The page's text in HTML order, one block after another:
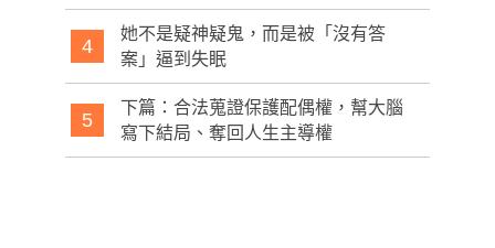
4
她不是疑神疑鬼，而是被「沒有答
案」逼到失眠
5
下篇：合法蒐證保護配偶權，幫大腦
寫下結局、奪回人生主導權